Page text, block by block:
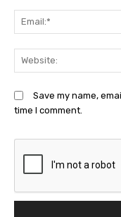
Save my name,
time I comment.